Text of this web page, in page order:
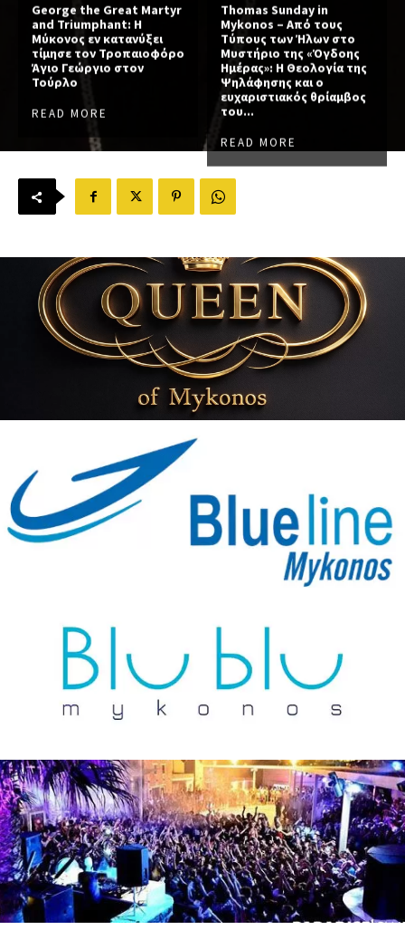
George the Great Martyr
and Triumphant: Η
Μύκονος εν κατανύξει
τίμησε τον Τροπαιοφόρο
Άγιο Γεώργιο στον
Τούρλο
READ MORE
Thomas Sunday in
Mykonos – Από τους
Τύπους των Ήλων στο
Μυστήριο της «Όγδοης
Ημέρας»: Η Θεολογία της
Ψηλάφησης και ο
ευχαριστιακός θρίαμβος
του...
READ MORE